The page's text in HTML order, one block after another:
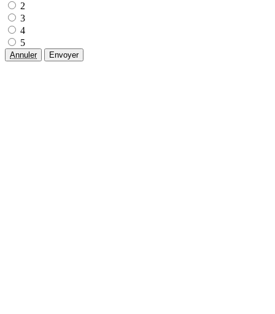
2
3
4
5
Annuler Envoyer